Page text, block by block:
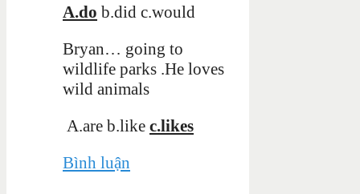
A.do b.did c.would
Bryan… going to
wildlife parks .He loves
wild animals
A.are b.like c.likes
Bình luận